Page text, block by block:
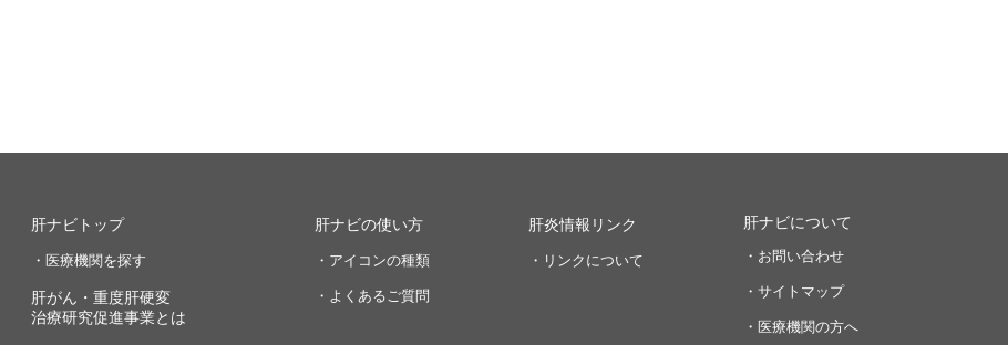
肝ナビトップ
・医療機関を探す
肝がん・重度肝硬変
治療研究促進事業とは
肝ナビの使い方
・アイコンの種類
・よくあるご質問
肝炎情報リンク
・リンクについて
肝ナビについて
・お問い合わせ
・サイトマップ
・医療機関の方へ